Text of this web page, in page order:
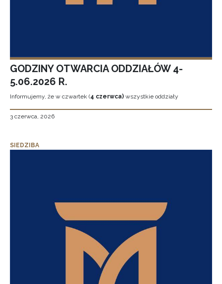
GODZINY OTWARCIA ODDZIAŁÓW 4-
5.06.2026 R.
Informujemy, że w czwartek (4 czerwca) wszystkie oddziały
3 czerwca, 2026
SIEDZIBA